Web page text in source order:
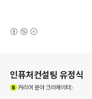
인퓨처컨설팅 유정식
커리어 분야 크리에이터